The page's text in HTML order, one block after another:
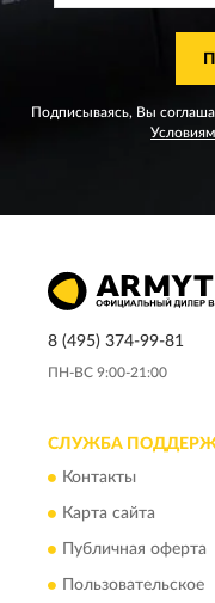
Подписываясь, Вы
8 (495) 374-99-81
ПН-ВС 9:00-21:00
СЛУЖБА
Контакты
Карта сайта
Публичная оферта
Пользовательское